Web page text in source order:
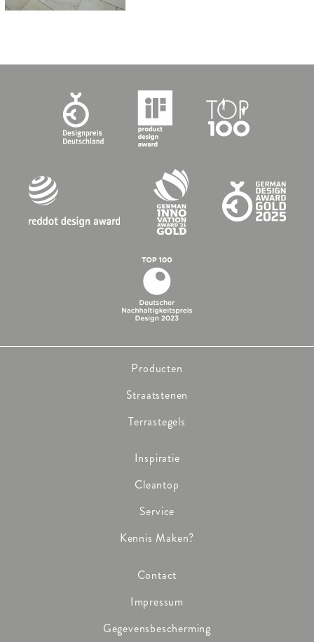
Producten
Straatstenen
Terrastegels
Inspiratie
Cleantop
Service
Kennis Maken?
Contact
Impressum
Gegevensbescherming